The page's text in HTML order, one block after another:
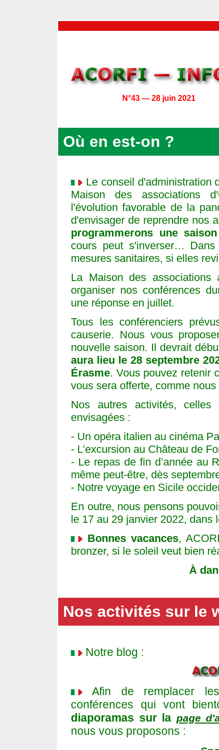
N°43 — 28 juin 2021
Où en est-on ?
Le conseil d'administration
Maison des associations
l'évolution favorable de la
d'envisager de reprendre nos
programmerons une
cours peut s'inverser…
mesures sanitaires, si elles
La Maison des
organiser nos conférences
une réponse en juillet.
Tous les conférenciers
causerie. Nous vous
nouvelle saison. Il devrait
aura lieu le 28 septembre
Érasme. Vous pouvez retenir
vous sera offerte, comme
Nos autres activités, celles
envisagées :
- Un opéra italien au cinéma
- L’excursion au Château de
- Le repas de fin d’année au
même peut-être, dès
- Notre voyage en Sicile
En outre, nous pensons
le 17 au 29 janvier 2022, dans
Bonnes vacances,
bronzer, si le soleil veut bien
À
Nos activités sur le
Notre blog :
Afin de remplacer
conférences qui vont
diaporamas sur la page
nous vous proposons :